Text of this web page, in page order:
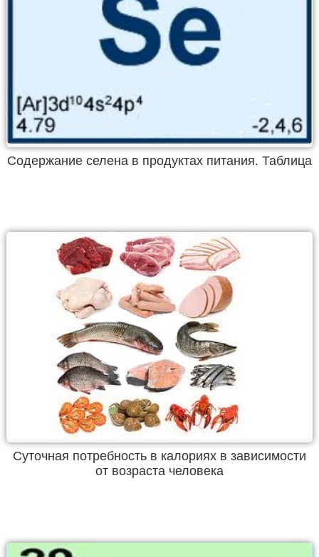
Содержание селена в продуктах питания. Таблица
Суточная потребность в калориях в зависимости
от возраста человека